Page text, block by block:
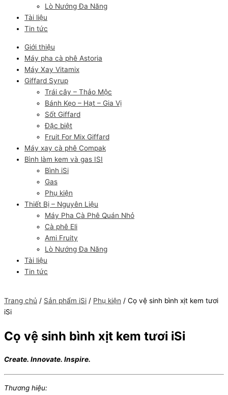
Lò Nướng Đa Năng
Tài liệu
Tin tức
Giới thiệu
Máy pha cà phê Astoria
Máy Xay Vitamix
Giffard Syrup
Trái cây – Thảo Mộc
Bánh Kẹo – Hạt – Gia Vị
Sốt Giffard
Đặc biệt
Fruit For Mix Giffard
Máy xay cà phê Compak
Bình làm kem và gas ISI
Bình iSi
Gas
Phụ kiện
Thiết Bị – Nguyên Liệu
Máy Pha Cà Phê Quán Nhỏ
Cà phê Eli
Ami Fruity
Lò Nướng Đa Năng
Tài liệu
Tin tức
Trang chủ / Sản phẩm iSi / Phụ kiện / Cọ vệ sinh bình xịt kem tươi
iSi
Cọ vệ sinh bình xịt kem tươi iSi
Create. Innovate. Inspire.
Thương hiệu: